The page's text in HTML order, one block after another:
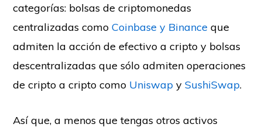
categorías: bolsas de criptomonedas
centralizadas comoCoinbase y Binanceque
admiten la acción de efectivo a cripto y bolsas
descentralizadas que sólo admiten operaciones
de cripto a cripto como Uniswap ySushiSwap.
Así que, a menos que tengas otros activos